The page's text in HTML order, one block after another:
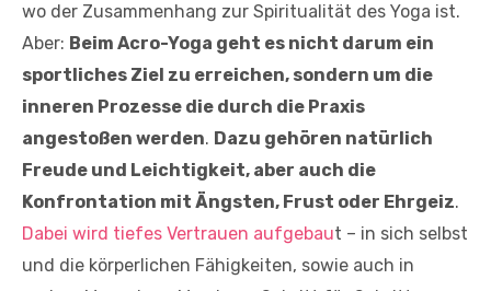
wo der Zusammenhang zur Spiritualität des Yoga ist.
Aber: Beim Acro-Yoga geht es nicht darum ein
sportliches Ziel zu erreichen, sondern um die
inneren Prozesse die durch die Praxis
angestoßen werden. Dazu gehören natürlich
Freude und Leichtigkeit, aber auch die
Konfrontation mit Ängsten, Frust oder Ehrgeiz.
Dabei wird tiefes Vertrauen aufgebaut – in sich selbst
und die körperlichen Fähigkeiten, sowie auch in